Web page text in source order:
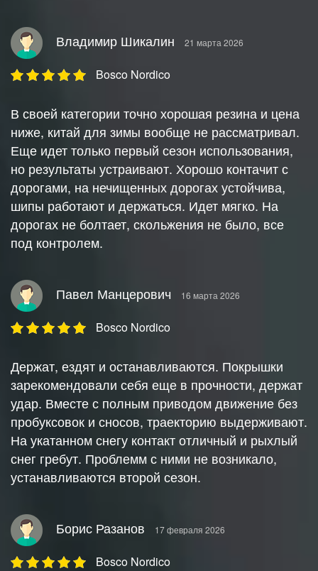
Владимир Шикалин 21 марта 2026
Bosco Nordico
В своей категории точно хорошая резина и цена
ниже, китай для зимы вообще не рассматривал.
Еще идет только первый сезон использования,
но результаты устраивают. Хорошо контачит с
дорогами, на нечищенных дорогах устойчива,
шипы работают и держаться. Идет мягко. На
дорогах не болтает, скольжения не было, все
под контролем.
Павел Манцерович 16 марта 2026
Bosco Nordico
Держат, ездят и останавливаются. Покрышки
зарекомендовали себя еще в прочности, держат
удар. Вместе с полным приводом движение без
пробуксовок и сносов, траекторию выдерживают.
На укатанном снегу контакт отличный и рыхлый
снег гребут. Проблемм с ними не возникало,
устанавливаются второй сезон.
Борис Разанов 17 февраля 2026
Bosco Nordico